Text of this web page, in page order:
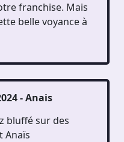
franchise. Mais
belle voyance à
- Anais
bluffé sur des
Anaïs